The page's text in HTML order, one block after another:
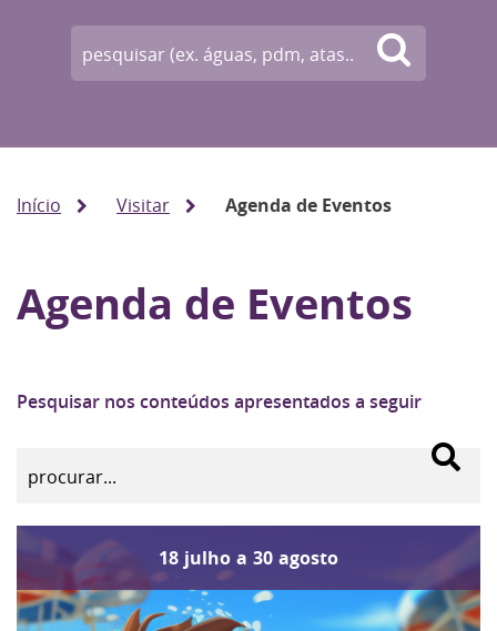
Início Visitar Agenda de Eventos
Agenda de Eventos
Pesquisar nos conteúdos apresentados a seguir
18 julho a 30 agosto